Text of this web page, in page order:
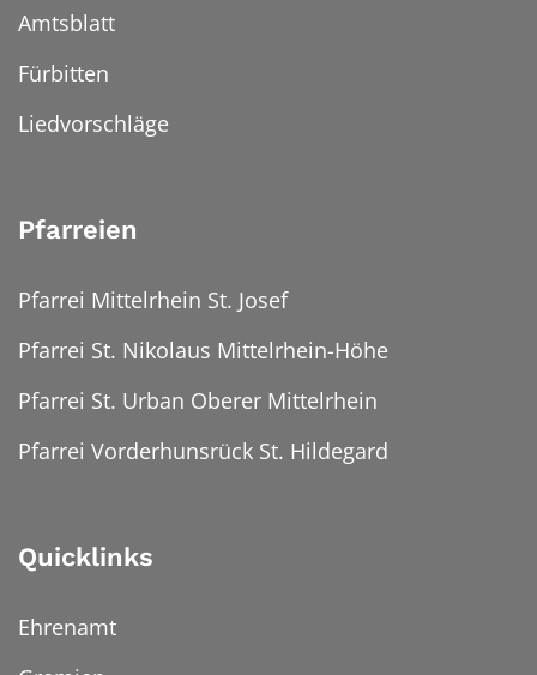
Amtsblatt
Fürbitten
Liedvorschläge
Pfarreien
Pfarrei Mittelrhein St. Josef
Pfarrei St. Nikolaus Mittelrhein-Höhe
Pfarrei St. Urban Oberer Mittelrhein
Pfarrei Vorderhunsrück St. Hildegard
Quicklinks
Ehrenamt